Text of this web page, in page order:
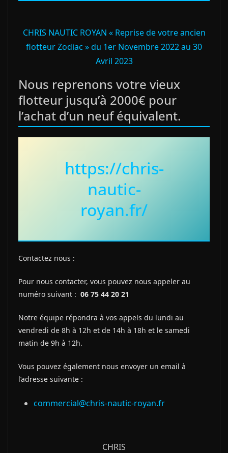
CHRIS NAUTIC ROYAN « Reprise de votre ancien
flotteur Zodiac » du 1er Novembre 2022 au 30
Avril 2023
Nous reprenons votre vieux
flotteur jusqu’à 2000€ pour
l’achat d’un neuf équivalent.
https://chris-
nautic-
royan.fr/
Contactez nous :
Pour nous contacter, vous pouvez nous appeler au
numéro suivant : 06 75 44 20 21
Notre équipe répondra à vos appels du lundi au
vendredi de 8h à 12h et de 14h à 18h et le samedi
matin de 9h à 12h.
Vous pouvez également nous envoyer un email à
l’adresse suivante :
commercial@chris-nautic-royan.fr
CHRIS